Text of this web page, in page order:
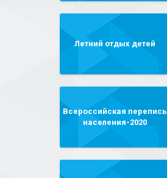
Летний отдых детей
Всероссийская перепись
населения-2020